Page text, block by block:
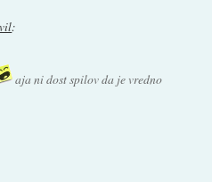
:
aja ni dost spilov da je vredno